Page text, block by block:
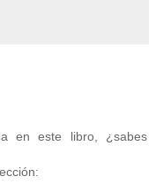
en este libro, ¿sabes